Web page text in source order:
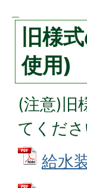
旧様
使用)
(注意)旧
てくださ
給水